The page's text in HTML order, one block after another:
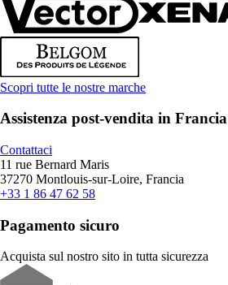
Scopri tutte le nostre marche
Assistenza post-vendita in Francia
Contattaci
11 rue Bernard Maris
37270 Montlouis-sur-Loire, Francia
+33 1 86 47 62 58
Pagamento sicuro
Acquista sul nostro sito in tutta sicurezza